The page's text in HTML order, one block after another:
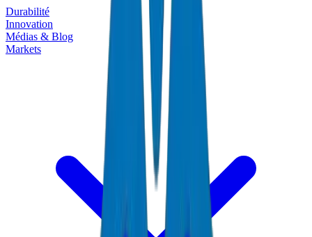
Durabilité
Innovation
Médias & Blog
Markets